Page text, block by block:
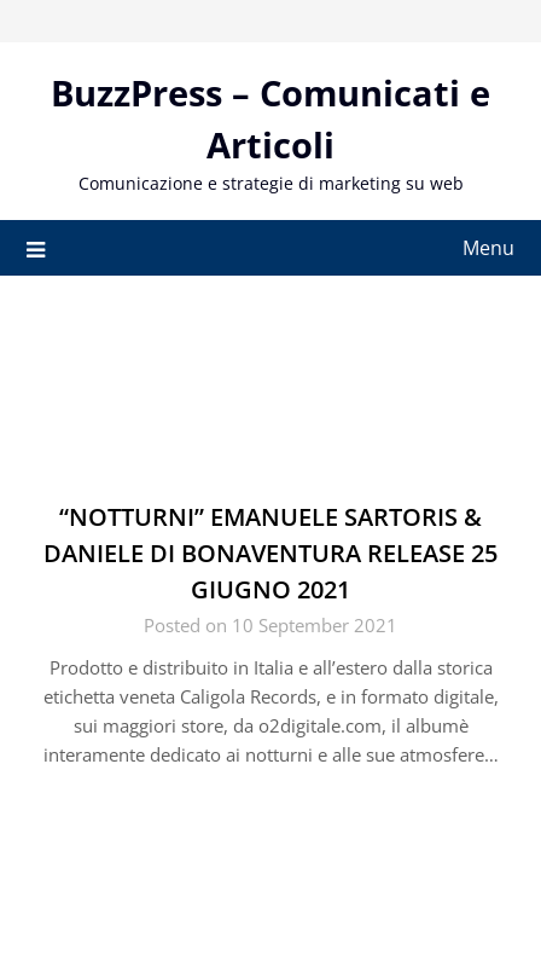
contentBuzzPress – Comunicati e
Articoli
Comunicazione e strategie di marketing su web
Menu
“NOTTURNI” EMANUELE SARTORIS &
DANIELE DI BONAVENTURA RELEASE 25
GIUGNO 2021
Posted on 10 September 2021
Prodotto e distribuito in Italia e all’estero dalla storica
etichetta veneta Caligola Records, e in formato digitale,
sui maggiori store, da o2digitale.com, il albumè
interamente dedicato ai notturni e alle sue atmosfere…